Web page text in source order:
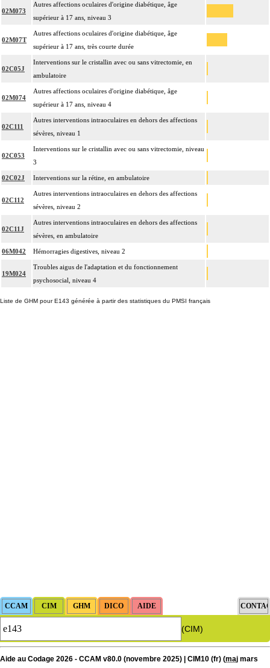
02M073
Autres affections oculaires d'origine diabétique, âge
supérieur à 17 ans, niveau 3
02M07T
Autres affections oculaires d'origine diabétique, âge
supérieur à 17 ans, très courte durée
02C05J
Interventions sur le cristallin avec ou sans vitrectomie, en
ambulatoire
02M074
Autres affections oculaires d'origine diabétique, âge
supérieur à 17 ans, niveau 4
02C111
Autres interventions intraoculaires en dehors des affections
sévères, niveau 1
02C053
Interventions sur le cristallin avec ou sans vitrectomie, niveau
3
02C02J Interventions sur la rétine, en ambulatoire
02C112
Autres interventions intraoculaires en dehors des affections
sévères, niveau 2
02C11J
Autres interventions intraoculaires en dehors des affections
sévères, en ambulatoire
06M042 Hémorragies digestives, niveau 2
19M024
Troubles aigus de l'adaptation et du fonctionnement
psychosocial, niveau 4
Liste de GHM pour E143 générée à partir des statistiques du PMSI français
(CIM)
Aide au Codage 2026 - CCAM v80.0 (novembre 2025) | CIM10 (fr) (maj mars